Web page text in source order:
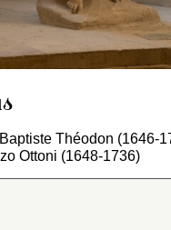
Théodon (1646-
Ottoni (1648-1736)